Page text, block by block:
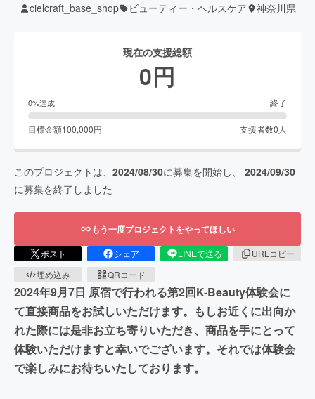
cielcraft_base_shop ビューティー・ヘルスケア 神奈川県
現在の支援総額
0円
0%達成 終了
目標金額100,000円 支援者数0 人
このプロジェクトは、 2024/08/30に募集を開始し、 2024/09/30
に募集を終了しました
もう一度プロジェクトをやってほしい
ポスト シェア LINEで送る
URLコピー
埋め込み
QRコード
2024年9月7日 原宿で行われる第2回K-Beauty体験会に
て直接商品をお試しいただけます。もしお近くに出向か
れた際には是非お立ち寄りいただき、商品を手にとって
体験いただけますと幸いでございます。それでは体験会
で楽しみにお待ちいたしております。